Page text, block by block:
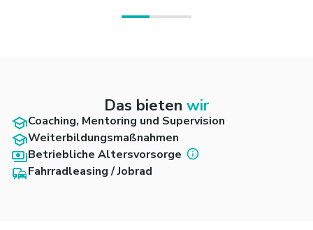
Das bieten wir
Coaching, Mentoring und Supervision
Weiterbildungsmaßnahmen
Betriebliche Altersvorsorge
Fahrradleasing / Jobrad